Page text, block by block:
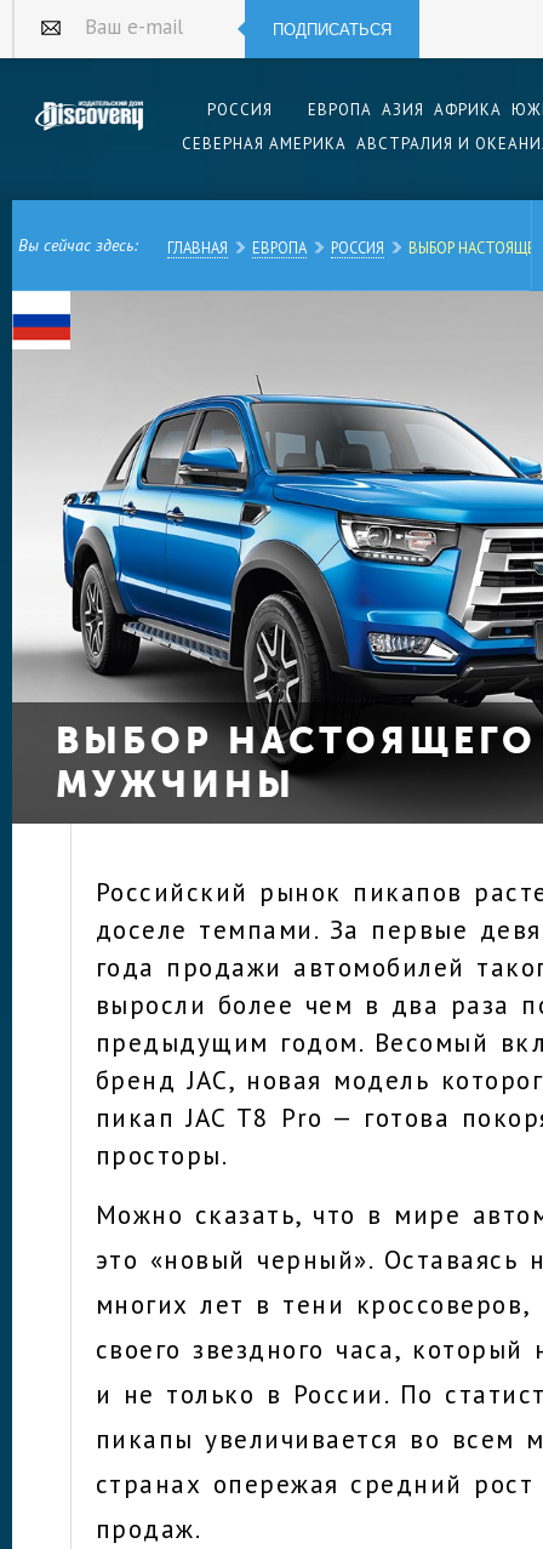
Ваш e-mail ПОДПИСАТЬСЯ
РОССИЯ ЕВРОПА АЗИЯ АФРИКА
СЕВЕРНАЯ АМЕРИКА АВСТРАЛИЯ И
Вы сейчас здесь: ГЛАВНАЯ ЕВРОПА РОССИЯ ВЫБОР
ВЫБОР НАСТОЯЩЕГО
МУЖЧИНЫ
Российский рынок пикапов
доселе темпами. За первые
года продажи автомобилей
выросли более чем в два раза
предыдущим годом. Весомый
бренд JAC, новая модель
пикап JAC T8 Pro — готова
просторы.
Можно сказать, что в мире
это «новый черный». Оставаясь
многих лет в тени
своего звездного часа,
и не только в России. По
пикапы увеличивается во всем
странах опережая средний
продаж.